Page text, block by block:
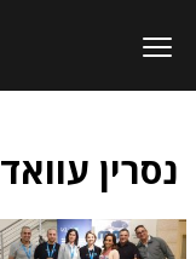
נסרין עוואד